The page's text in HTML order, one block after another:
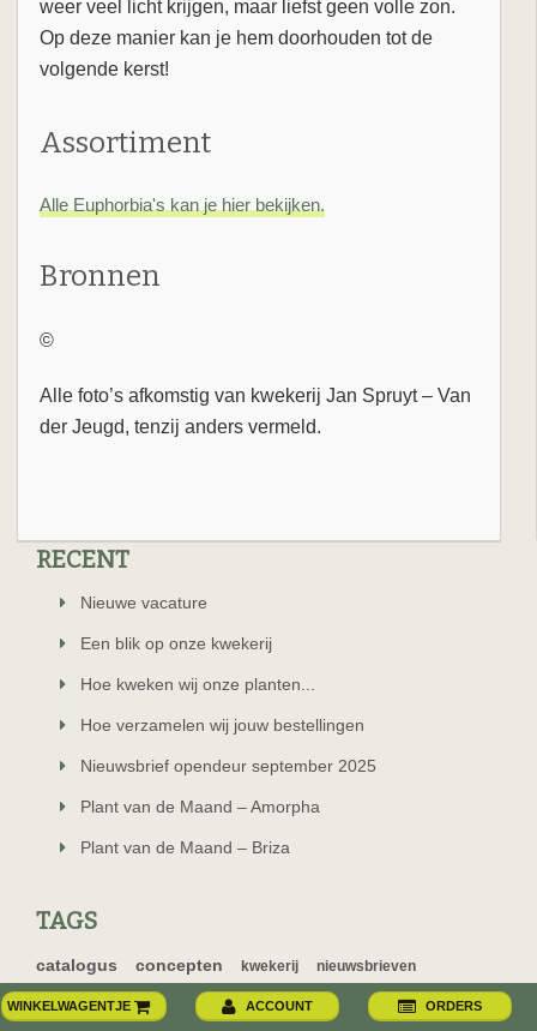
weer veel licht krijgen, maar liefst geen volle zon.
Op deze manier kan je hem doorhouden tot de
volgende kerst!
Assortiment
Alle Euphorbia's kan je hier bekijken.
Bronnen
©
Alle foto’s afkomstig van kwekerij Jan Spruyt – Van
der Jeugd, tenzij anders vermeld.
RECENT
Nieuwe vacature
Een blik op onze kwekerij
Hoe kweken wij onze planten...
Hoe verzamelen wij jouw bestellingen
Nieuwsbrief opendeur september 2025
Plant van de Maand – Amorpha
Plant van de Maand – Briza
TAGS
catalogus concepten kwekerij nieuwsbrieven
plant van de maand spruyt select tips
vacatures
WINKELWAGENTJE ACCOUNT ORDERS